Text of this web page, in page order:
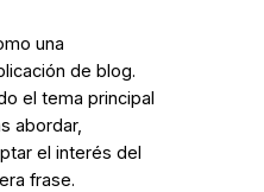
una
de blog.
el tema principal
abordar,
el interés del
frase.